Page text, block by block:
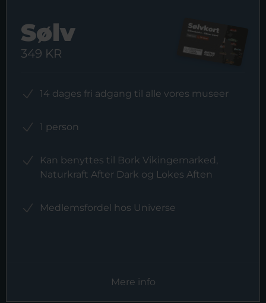
Sølv
349 KR
14 dages fri adgang til alle vores museer
1 person
Kan benyttes til Bork Vikingemarked,
Naturkraft After Dark og Lokes Aften
Medlemsfordel hos Universe
Mere info